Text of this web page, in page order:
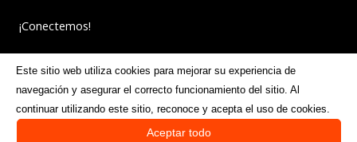
¡Conectemos!
publico en las redes sociales, ¡sígueme!
F I
Este sitio web utiliza cookies para mejorar su experiencia de
navegación y asegurar el correcto funcionamiento del sitio. Al
continuar utilizando este sitio, reconoce y acepta el uso de cookies.
Aceptar todo